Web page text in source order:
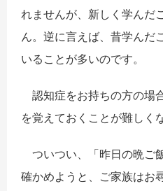
れませんが、新しく学んだ
ん。逆に言えば、昔学んだ
いることが多いのです。
認知症をお持ちの方の場
を覚えておくことが難しく
ついつい、「昨日の晩ご
確かめようと、ご家族はお